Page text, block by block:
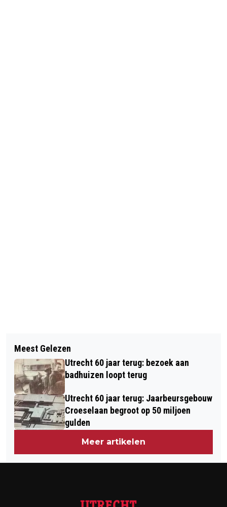
MEER UTRECHTERS TEVREDEN OVER
HULP BIJ HUISHOUDEN VOLGENS
REKENKAMER UTRECHT
SOLOTENTOONSTELLING SARA SEIN
CHANG IN LANDHUIS OUD
AMELISWEERD
Meest Gelezen
Utrecht 60 jaar terug: bezoek aan
badhuizen loopt terug
Utrecht 60 jaar terug: Jaarbeursgebouw
Croeselaan begroot op 50 miljoen
gulden
Meer artikelen